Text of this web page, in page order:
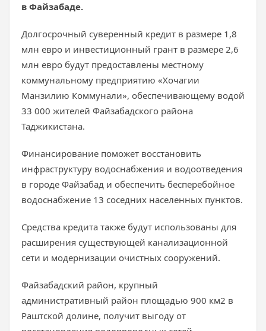
в Файзабаде.
Долгосрочный суверенный кредит в размере 1,8
млн евро и инвестиционный грант в размере 2,6
млн евро будут предоставлены местному
коммунальному предприятию «Хочагии
Манзилию Коммунали», обеспечивающему водой
33 000 жителей Файзабадского района
Таджикистана.
Финансирование поможет восстановить
инфраструктуру водоснабжения и водоотведения
в городе Файзабад и обеспечить бесперебойное
водоснабжение 13 соседних населенных пунктов.
Средства кредита также будут использованы для
расширения существующей канализационной
сети и модернизации очистных сооружений.
Файзабадский район, крупный
административный район площадью 900 км2 в
Раштской долине, получит выгоду от